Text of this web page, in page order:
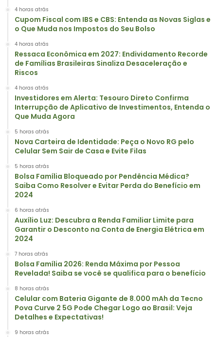
4 horas atrás
Cupom Fiscal com IBS e CBS: Entenda as Novas Siglas e
o Que Muda nos Impostos do Seu Bolso
4 horas atrás
Ressaca Econômica em 2027: Endividamento Recorde
de Famílias Brasileiras Sinaliza Desaceleração e
Riscos
4 horas atrás
Investidores em Alerta: Tesouro Direto Confirma
Interrupção de Aplicativo de Investimentos, Entenda o
Que Muda Agora
5 horas atrás
Nova Carteira de Identidade: Peça o Novo RG pelo
Celular Sem Sair de Casa e Evite Filas
5 horas atrás
Bolsa Família Bloqueado por Pendência Médica?
Saiba Como Resolver e Evitar Perda do Benefício em
2024
6 horas atrás
Auxílio Luz: Descubra a Renda Familiar Limite para
Garantir o Desconto na Conta de Energia Elétrica em
2024
7 horas atrás
Bolsa Família 2026: Renda Máxima por Pessoa
Revelada! Saiba se você se qualifica para o benefício
8 horas atrás
Celular com Bateria Gigante de 8.000 mAh da Tecno
Pova Curve 2 5G Pode Chegar Logo ao Brasil: Veja
Detalhes e Expectativas!
9 horas atrás